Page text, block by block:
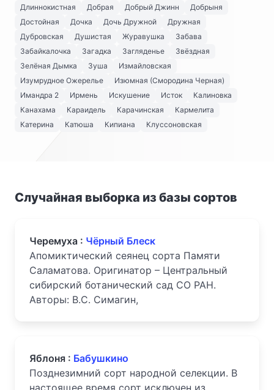
Длиннокистная
Добрая Добрый Джинн
Добрыня
Достойная
Дочка Дочь Дружной
Дружная
Дубровская
Душистая Журавушка
Забава
Забайкалочка
Загадка Загляденье
Звёздная
Зелёная Дымка
Зуша
Измайловская
Изумрудное Ожерелье
Изюмная (Смородина Черная)
Имандра 2
Ирмень Искушение Исток
Калиновка
Канахама
Караидель Карачинская
Кармелита
Катерина
Катюша Кипиана Клуссоновская
Случайная выборка из базы сортов
Черемуха : Чёрный Блеск
Апомиктический сеянец сорта Памяти
Саламатова. Оригинатор – Центральный
сибирский ботанический сад СО РАН.
Авторы: В.С. Симагин,
Яблоня : Бабушкино
Позднезимний сорт народной селекции. В
настоящее время сорт исключен из